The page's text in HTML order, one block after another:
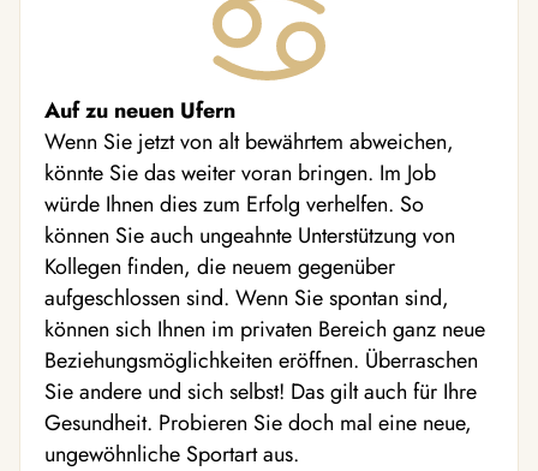
Auf zu neuen Ufern
Wenn Sie jetzt von alt bewährtem abweichen,
könnte Sie das weiter voran bringen. Im Job
würde Ihnen dies zum Erfolg verhelfen. So
können Sie auch ungeahnte Unterstützung von
Kollegen finden, die neuem gegenüber
aufgeschlossen sind. Wenn Sie spontan sind,
können sich Ihnen im privaten Bereich ganz neue
Beziehungsmöglichkeiten eröffnen. Überraschen
Sie andere und sich selbst! Das gilt auch für Ihre
Gesundheit. Probieren Sie doch mal eine neue,
ungewöhnliche Sportart aus.